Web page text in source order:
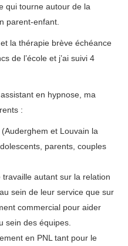
qui tourne autour de la
parent-enfant.
la thérapie brève échéance
de l’école et j’ai suivi 4
en hypnose, ma
:
et Louvain la
parents, couples
autant sur la relation
sein de leur service que sur
commercial pour aider
sein des équipes.
en PNL tant pour le